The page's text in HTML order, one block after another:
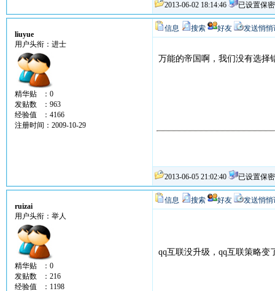
2013-06-02 18:14:46 已设置保密
liuyue
用户头衔：进士
精华贴 ：0
发贴数 ：963
经验值 ：4166
注册时间：2009-10-29
信息 搜索 好友 发送悄悄
万能的帝国啊，我们没有选择
2013-06-05 21:02:40 已设置保密
ruizai
用户头衔：举人
精华贴 ：0
发贴数 ：216
经验值 ：1198
信息 搜索 好友 发送悄悄
qq互联没升级，qq互联策略变